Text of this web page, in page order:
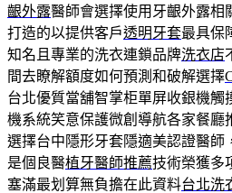
齦外露醫師會選擇使用牙齦外露相
打造的以提供客戶透明牙套最具保
知名且專業的洗衣連鎖品牌洗衣店
間去瞭解額度如何預測和破解選擇
台北優質當舖智掌柜單屏收銀機觸
機系統笑意保護微創導航各家餐廳
選擇台中隱形牙套隱適美認證醫師
是個良醫植牙醫師推薦技術榮獲多
塞滿最划算無負擔在此資料台北洗